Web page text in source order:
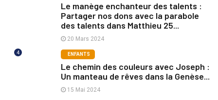
Le manège enchanteur des talents :
Partager nos dons avec la parabole
des talents dans Matthieu 25...
20 Mars 2024
4 ENFANTS
Le chemin des couleurs avec Joseph :
Un manteau de rêves dans la Genèse...
15 Mai 2024